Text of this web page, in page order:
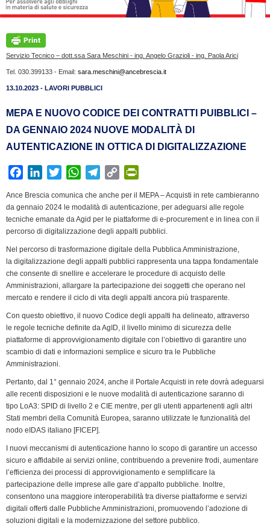
Servizio Tecnico – dott.ssa Sara Meschini - ing. Angelo Grazioli - ing. Paola Arici
Tel. 030.399133 - Email: sara.meschini@ancebrescia.it
13.10.2023 - LAVORI PUBBLICI
MEPA E NUOVO CODICE DEI CONTRATTI PUIBBLICI –
DA GENNAIO 2024 NUOVE MODALITÀ DI
AUTENTICAZIONE IN OTTICA DI DIGITALIZZAZIONE
c
e
b
o
k
n
k
e
I
n
i
t
t
r
W
a
t
s
p
p
l
e
g
a
m
C
p
y
L
i
n
k
i
n
t
F
r
i
e
n
d
l
y
Ance Brescia comunica che anche per il MEPA – Acquisti in rete cambieranno
da gennaio 2024 le modalità di autenticazione, per adeguarsi alle regole
tecniche emanate da Agid per le piattaforme di e-procurement e in linea con il
percorso di digitalizzazione degli appalti pubblici.
Nel percorso di trasformazione digitale della Pubblica Amministrazione,
la digitalizzazione degli appalti pubblici rappresenta una tappa fondamentale
che consente di snellire e accelerare le procedure di acquisto delle
Amministrazioni, allargare la partecipazione dei soggetti che operano nel
mercato e rendere il ciclo di vita degli appalti ancora più trasparente.
Con questo obiettivo, il nuovo Codice degli appalti ha delineato, attraverso
le regole tecniche definite da AgID, il livello minimo di sicurezza delle
piattaforme di approvvigionamento digitale con l’obiettivo di garantire uno
scambio di dati e informazioni semplice e sicuro tra le Pubbliche
Amministrazioni.
Pertanto, dal 1° gennaio 2024, anche il Portale Acquisti in rete dovrà adeguarsi
alle recenti disposizioni e le nuove modalità di autenticazione saranno di
tipo LoA3: SPID di livello 2 e CIE mentre, per gli utenti appartenenti agli altri
Stati membri della Comunità Europea, saranno utilizzate le funzionalità del
nodo eIDAS italiano [FICEP].
I nuovi meccanismi di autenticazione hanno lo scopo di garantire un accesso
sicuro e affidabile ai servizi online, contribuendo a prevenire frodi, aumentare
l’efficienza dei processi di approvvigionamento e semplificare la
partecipazione delle imprese alle gare d’appalto pubbliche. Inoltre,
consentono una maggiore interoperabilità tra diverse piattaforme e servizi
digitali offerti dalle Pubbliche Amministrazioni, promuovendo l’adozione di
soluzioni digitali e la modernizzazione del settore pubblico.